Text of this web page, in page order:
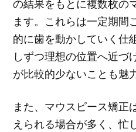
の結果をもとに複数枚の
ます。これらは一定期間
的に歯を動かしていく仕
しずつ理想の位置へ近づ
が比較的少ないことも魅
また、マウスピース矯正
えられる場合が多く、忙